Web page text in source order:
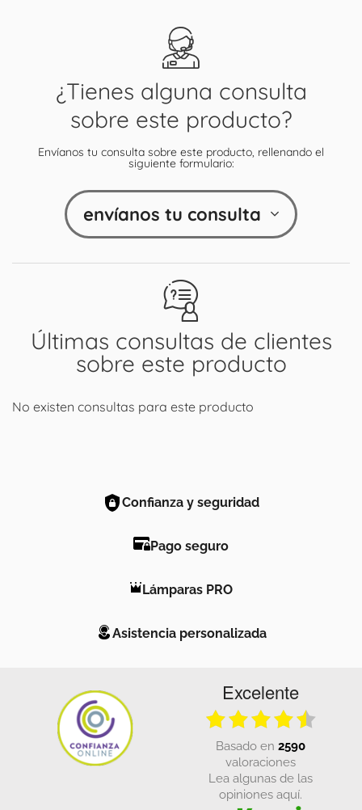
Últimas consultas de clientes
sobre este producto
No existen consultas para este producto
¿Tienes alguna consulta
sobre este producto?
Envíanos tu consulta sobre este producto, rellenando el
siguiente formulario:
envíanos tu consulta
Confianza y seguridad
Pago seguro
Lámparas PRO
Asistencia personalizada
Excelente
basado en 2590
valoraciones
Lea algunas de las
opiniones aquí.